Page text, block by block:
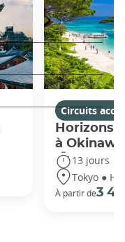
Circuits
Horizons
à Okinawa
13 jours
Tokyo ●
À partir de3